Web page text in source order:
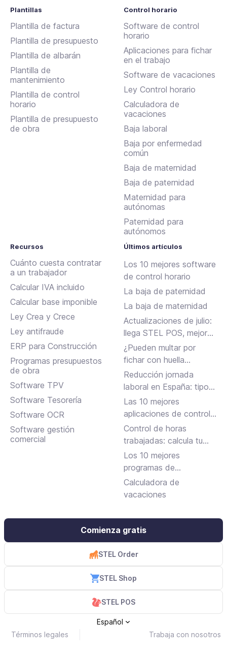
Plantillas
Plantilla de factura
Plantilla de presupuesto
Plantilla de albarán
Plantilla de
mantenimiento
Plantilla de control
horario
Plantilla de presupuesto
de obra
Control horario
Software de control
horario
Aplicaciones para fichar
en el trabajo
Software de vacaciones
Ley Control horario
Calculadora de
vacaciones
Baja laboral
Baja por enfermedad
común
Baja de maternidad
Baja de paternidad
Maternidad para
autónomas
Paternidad para
autónomos
Recursos
Cuánto cuesta contratar
a un trabajador
Calcular IVA incluido
Calcular base imponible
Ley Crea y Crece
Ley antifraude
ERP para Construcción
Programas presupuestos
de obra
Software TPV
Software Tesorería
Software OCR
Software gestión
comercial
Últimos artículos
Los 10 mejores software
de control horario
La baja de paternidad
La baja de maternidad
Actualizaciones de julio:
llega STEL POS, mejoras
en Assistant, albaranes
en Inbox y más
¿Pueden multar por
fichar con huella
dactilar?
Reducción jornada
laboral en España: tipos,
requisitos y cómo
solicitarla
Las 10 mejores
aplicaciones de control
horario para fichar en el
trabajo
Control de horas
trabajadas: calcula tu
jornada laboral
Los 10 mejores
programas de
facturación gratuitos y
de pago
Calculadora de
vacaciones
Comienza gratis
STEL Order
STEL Shop
STEL POS
Términos legales Trabaja con nosotros
Español